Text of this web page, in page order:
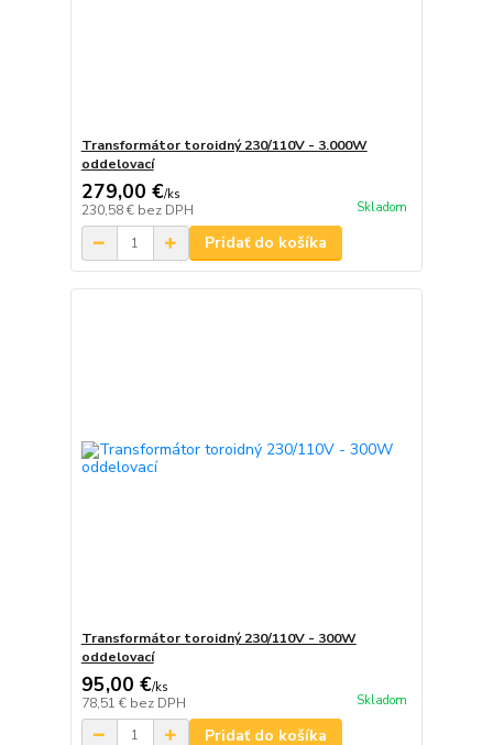
Transformátor toroidný 230/110V - 3.000W
oddelovací
279,00 €/ks
230,58 € bez DPH Skladom
Pridať do košíka
Transformátor toroidný 230/110V - 300W
oddelovací
95,00 €/ks
78,51 € bez DPH Skladom
Pridať do košíka